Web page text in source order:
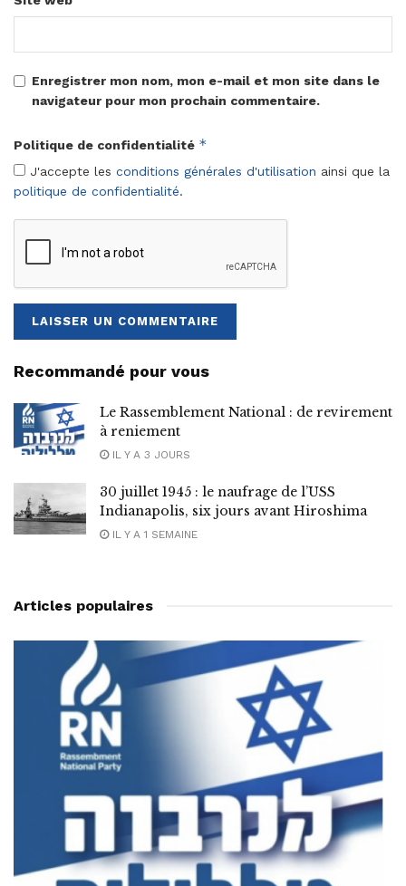
Enregistrer mon nom, mon e-mail et mon site dans le
navigateur pour mon prochain commentaire.
Politique de confidentialité *
J'accepte les conditions générales d'utilisation ainsi que la
politique de confidentialité.
Recommandé pour vous
Le Rassemblement National : de revirement
à reniement
IL Y A 3 JOURS
30 juillet 1945 : le naufrage de l’USS
Indianapolis, six jours avant Hiroshima
IL Y A 1 SEMAINE
Articles populaires